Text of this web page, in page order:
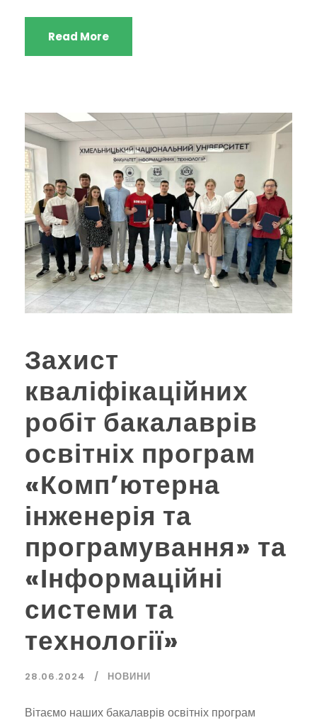
Read More
Захист
кваліфікаційних
робіт бакалаврів
освітніх програм
«Компʼютерна
інженерія та
програмування» та
«Інформаційні
системи та
технології»
28.06.2024 НОВИНИ
Вітаємо наших бакалаврів освітніх програм